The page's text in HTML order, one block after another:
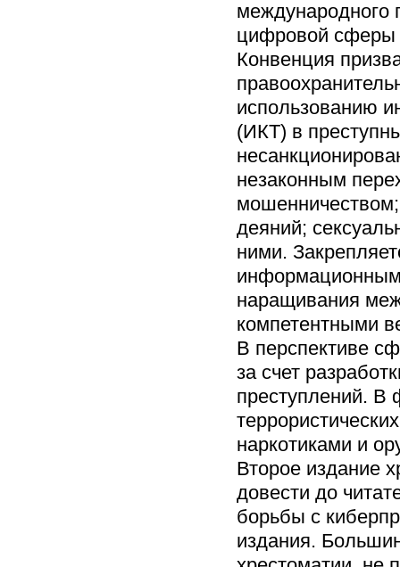
международного
цифровой сферы
Конвенция
использованию
(ИКТ) в
незаконным
деяний;
ними.
информационным
наращивания
компетентными
В перспективе
за счет
преступлений. В
наркотиками и
Второе издание
довести до
борьбы с
издания.